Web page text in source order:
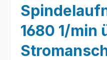
1680 1/min